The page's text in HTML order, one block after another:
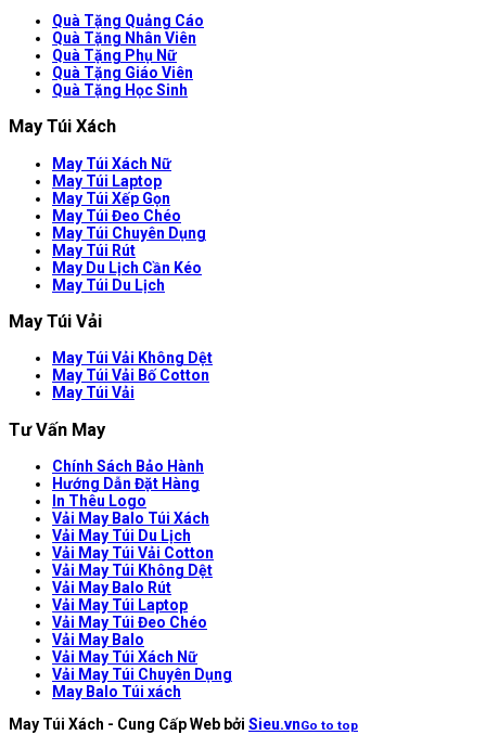
Quà Tặng Quảng Cáo
Quà Tặng Nhân Viên
Quà Tặng Phụ Nữ
Quà Tặng Giáo Viên
Quà Tặng Học Sinh
May Túi Xách
May Túi Xách Nữ
May Túi Laptop
May Túi Xếp Gọn
May Túi Đeo Chéo
May Túi Chuyên Dụng
May Túi Rút
May Du Lịch Cần Kéo
May Túi Du Lịch
May Túi Vải
May Túi Vải Không Dệt
May Túi Vải Bố Cotton
May Túi Vải
Tư Vấn May
Chính Sách Bảo Hành
Hướng Dẫn Đặt Hàng
In Thêu Logo
Vải May Balo Túi Xách
Vải May Túi Du Lịch
Vải May Túi Vải Cotton
Vải May Túi Không Dệt
Vải May Balo Rút
Vải May Túi Laptop
Vải May Túi Đeo Chéo
Vải May Balo
Vải May Túi Xách Nữ
Vải May Túi Chuyên Dụng
May Balo Túi xách
May Túi Xách - Cung Cấp Web bởi Sieu.vnGo to top